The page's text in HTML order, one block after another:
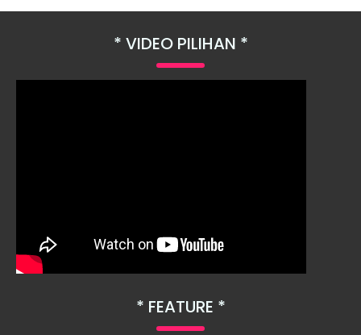
VIDEO PILIHAN
FEATURE